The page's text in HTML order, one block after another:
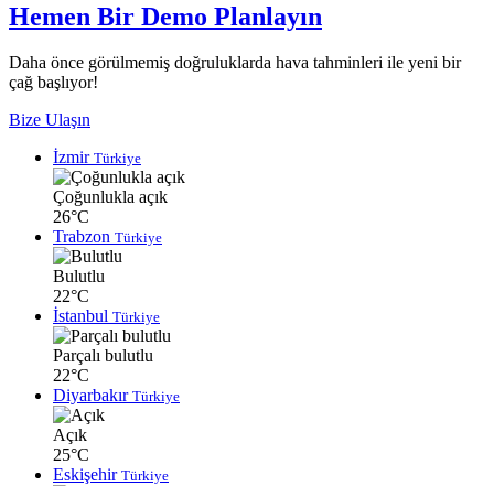
Hemen Bir Demo Planlayın
Daha önce görülmemiş doğruluklarda hava tahminleri ile yeni bir
çağ başlıyor!
Bize Ulaşın
İzmir Türkiye
Çoğunlukla açık
26°C
Trabzon Türkiye
Bulutlu
22°C
İstanbul Türkiye
Parçalı bulutlu
22°C
Diyarbakır Türkiye
Açık
25°C
Eskişehir Türkiye